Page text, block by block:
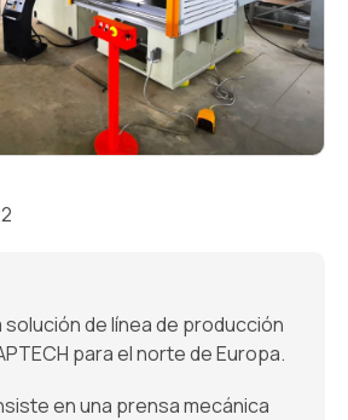
solución de línea de producción
para el norte de Europa.
en una prensa mecánica